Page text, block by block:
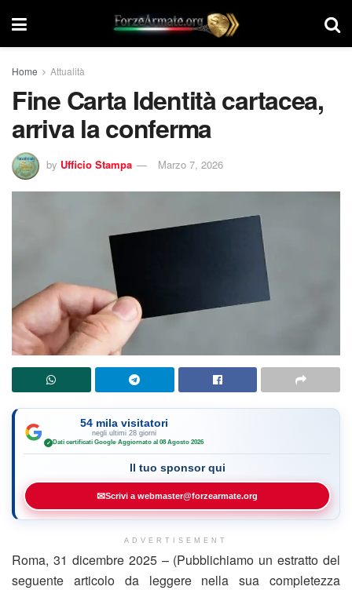
Home Attualità
Fine Carta Identità cartacea,
arriva la conferma
by Ufficio Stampa Marzo 7, 2026
54 mila visitatori
negli ultimi 28 giorni
✓ Dati certificati Google·Aggiornato al 08 Agosto 2026
Il tuo sponsor qui
✉Scrivi a webmaster@forzearmate.org
ADVERTISEMENT
Roma, 31 dicembre 2025 – (Pubblichiamo un estratto del
seguente articolo da leggere nella sua completezza